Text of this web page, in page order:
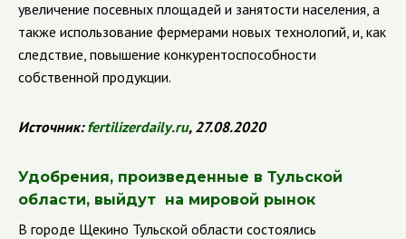
увеличение посевных площадей и занятости населения, а
также использование фермерами новых технологий, и, как
следствие, повышение конкурентоспособности
собственной продукции.
Источник:fertilizerdaily.ru, 27.08.2020
Удобрения, произведенные в Тульской
области, выйдут на мировой рынок
В городе Щекино Тульской области состоялись